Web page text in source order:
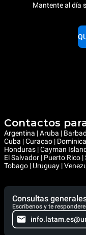
Mantente al día
Contactos
Argentina | Aruba |
Cuba | Curaçao |
Honduras | Cayman
El Salvador | Puerto Rico
Tobago | Uruguay |
Consultas
Escríbenos y te